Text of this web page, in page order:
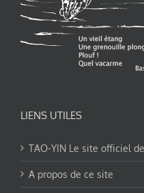
LIENS UTILES
TAO-YIN Le site officiel
A propos de ce site